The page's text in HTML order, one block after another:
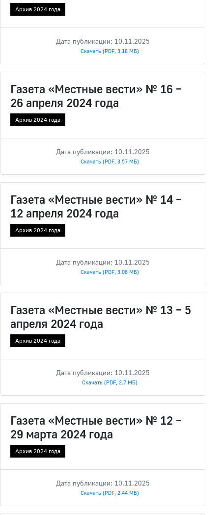
Архив 2024 года
Дата публикации: 10.11.2025
Скачать (PDF, 3.16 МБ)
Газета «Местные вести» № 16 –
26 апреля 2024 года
Архив 2024 года
Дата публикации: 10.11.2025
Скачать (PDF, 3.57 МБ)
Газета «Местные вести» № 14 –
12 апреля 2024 года
Архив 2024 года
Дата публикации: 10.11.2025
Скачать (PDF, 3.08 МБ)
Газета «Местные вести» № 13 – 5
апреля 2024 года
Архив 2024 года
Дата публикации: 10.11.2025
Скачать (PDF, 2.7 МБ)
Газета «Местные вести» № 12 –
29 марта 2024 года
Архив 2024 года
Дата публикации: 10.11.2025
Скачать (PDF, 2.44 МБ)